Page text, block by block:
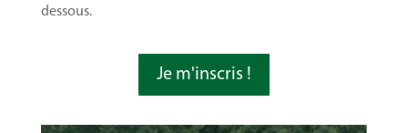
dessous.
Je m'inscris !